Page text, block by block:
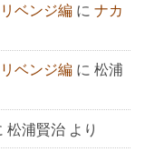
ベンジ編 にナカ
ベンジ編 に松浦
松浦賢治 より